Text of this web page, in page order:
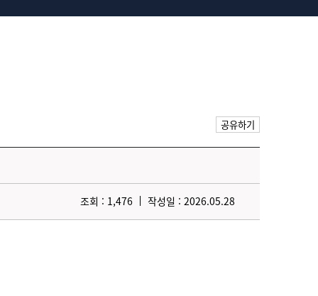
공유하기
조회 : 1,476 작성일 : 2026.05.28